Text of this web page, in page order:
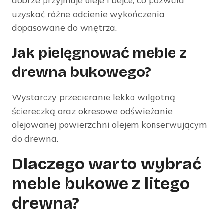
uzyskać różne odcienie wykończenia
dopasowane do wnętrza.
Jak pielęgnować meble z
drewna bukowego?
Wystarczy przecieranie lekko wilgotną
ściereczką oraz okresowe odświeżanie
olejowanej powierzchni olejem konserwującym
do drewna.
Dlaczego warto wybrać
meble bukowe z litego
drewna?